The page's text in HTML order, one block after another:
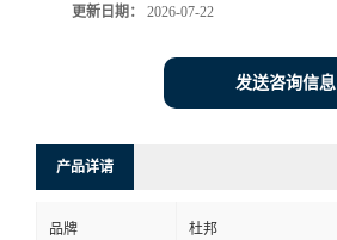
系
更新日期： 2026-07-22
发送咨询信息
产品详请
品牌 杜邦